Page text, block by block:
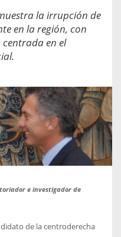
la irrupción de
en la región, con
en el
e investigador de
de la centroderecha